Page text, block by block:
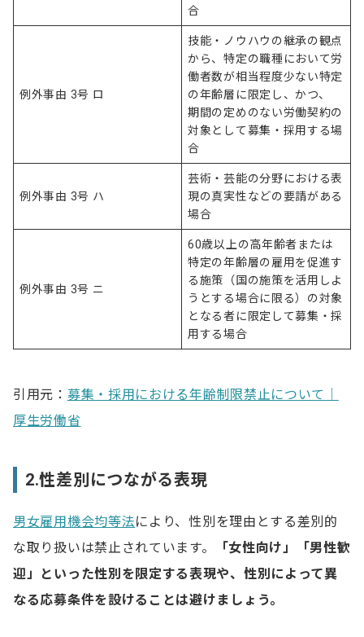
合
例外事由 3号 ロ
技能・ノウハウの継承の観点
から、特定の職種において労
働者数が相当程度少ない特定
の年齢層に限定し、かつ、
期間の定めのない労働契約の
対象として募集・採用する場
合
例外事由 3号 ハ
芸術・芸能の分野における表
現の真実性などの要請がある
場合
例外事由 3号 ニ
60歳以上の高年齢者または
特定の年齢層の雇用を促進す
る施策（国の施策を活用しよ
うとする場合に限る）の対象
となる者に限定して募集・採
用する場合
引用元： 募集・採用における年齢制限禁止について｜
厚生労働省
2.性差別につながる表現
男女雇用機会均等法により、性別を理由とする差別的
な取り扱いは禁止されています。
「女性向け」「男性歓
迎」といった性別を限定する表現や、性別によって異
なる応募条件を設けることは避けましょう。